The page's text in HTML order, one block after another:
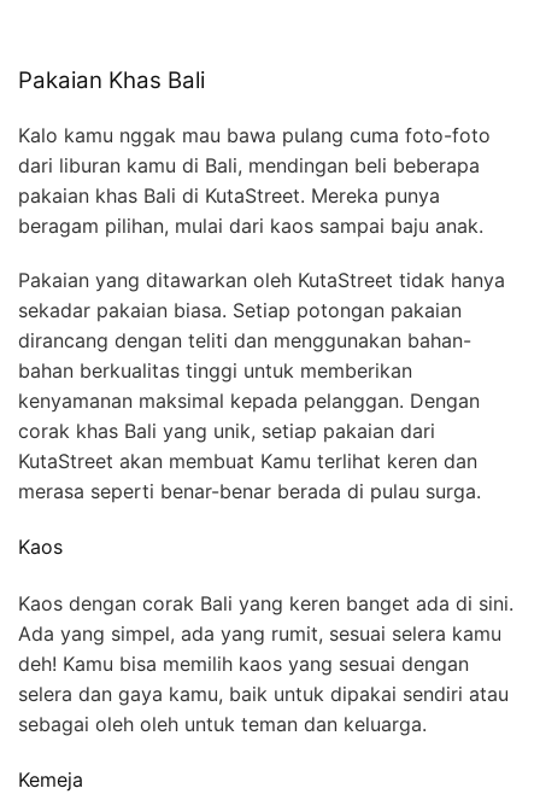
Pakaian Khas Bali
Kalo kamu nggak mau bawa pulang cuma foto-foto
dari liburan kamu di Bali, mendingan beli beberapa
pakaian khas Bali di KutaStreet. Mereka punya
beragam pilihan, mulai dari kaos sampai baju anak.
Pakaian yang ditawarkan oleh KutaStreet tidak hanya
sekadar pakaian biasa. Setiap potongan pakaian
dirancang dengan teliti dan menggunakan bahan-
bahan berkualitas tinggi untuk memberikan
kenyamanan maksimal kepada pelanggan. Dengan
corak khas Bali yang unik, setiap pakaian dari
KutaStreet akan membuat Kamu terlihat keren dan
merasa seperti benar-benar berada di pulau surga.
Kaos
Kaos dengan corak Bali yang keren banget ada di sini.
Ada yang simpel, ada yang rumit, sesuai selera kamu
deh! Kamu bisa memilih kaos yang sesuai dengan
selera dan gaya kamu, baik untuk dipakai sendiri atau
sebagai oleh oleh untuk teman dan keluarga.
Kemeja